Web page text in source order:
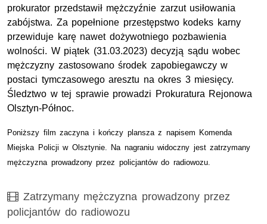
prokurator przedstawił mężczyźnie zarzut usiłowania
zabójstwa. Za popełnione przestępstwo kodeks karny
przewiduje karę nawet dożywotniego pozbawienia
wolności. W piątek (31.03.2023) decyzją sądu wobec
mężczyzny zastosowano środek zapobiegawczy w
postaci tymczasowego aresztu na okres 3 miesięcy.
Śledztwo w tej sprawie prowadzi Prokuratura Rejonowa
Olsztyn-Północ.
Poniższy film zaczyna i kończy plansza z napisem Komenda
Miejska Policji w Olsztynie. Na nagraniu widoczny jest zatrzymany
mężczyzna prowadzony przez policjantów do radiowozu.
Film
Zatrzymany mężczyzna prowadzony przez
policjantów do radiowozu